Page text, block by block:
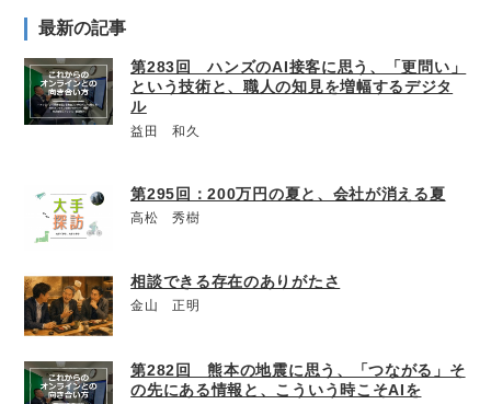
最新の記事
第283回 ハンズのAI接客に思う、「更問い」
という技術と、職人の知見を増幅するデジタ
ル
益田 和久
第295回：200万円の夏と、会社が消える夏
高松 秀樹
相談できる存在のありがたさ
金山 正明
第282回 熊本の地震に思う、「つながる」そ
の先にある情報と、こういう時こそAIを